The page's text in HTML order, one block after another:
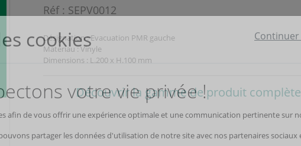
Réf : SEPV0012
Désignation : Evacuation PMR gauche
Matériau : Vinyle
Dimensions : L.200 x H.100 mm
Découvrir la gamme de produit complète